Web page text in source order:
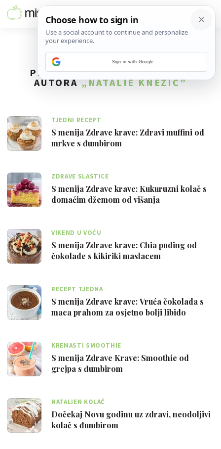
PRONAĐENO6REZULTATA ZA
AUTORA„NATALIE KNEZIĆ”
TJEDNI RECEPT
S menija Zdrave krave: Zdravi muffini od
mrkve s đumbirom
ZDRAVE SLASTICE
S menija Zdrave krave: Kukuruzni kolač s
domaćim džemom od višanja
VIKEND U VOĆU
S menija Zdrave krave: Chia puding od
čokolade s kikiriki maslacem
RECEPT TJEDNA
S menija Zdrave krave: Vruća čokolada s
maca prahom za osjetno bolji libido
KREMASTI SMOOTHIE
S menija Zdrave Krave: Smoothie od
grejpa s đumbirom
NATALIEN KOLAČ
Dočekaj Novu godinu uz zdravi, neodoljivi
kolač s đumbirom
Sign in with Google